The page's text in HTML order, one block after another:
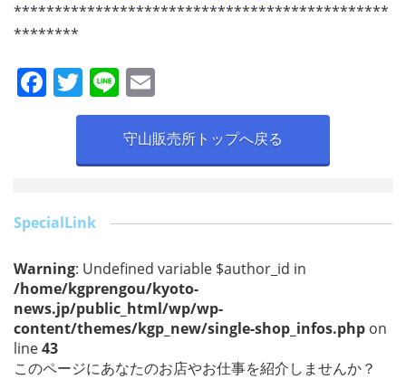
**********************************************
********
F
o
o
k
T
w
er
Li
n
e
m
ai
l
守山販売所トップへ戻る
SpecialLink
Warning: Undefined variable $author_id in
/home/kgprengou/kyoto-
news.jp/public_html/wp/wp-
content/themes/kgp_new/single-shop_infos.php on
line43
このページにあなたのお店やお仕事を紹介しませんか？